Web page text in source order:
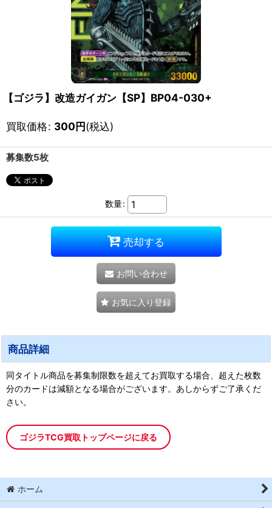
【ゴジラ】改造ガイガン【SP】BP04-030+
買取価格: 300円(税込)
募集数5枚
数量:
売却する
お問い合わせ
お気に入り登録
商品詳細
同タイトル商品を募集制限数を超えてお買取する場合、超えた枚数
分のカードは減額となる場合がございます。あしからずご了承くだ
さい。
ゴジラTCG買取トップページに戻る
ホーム